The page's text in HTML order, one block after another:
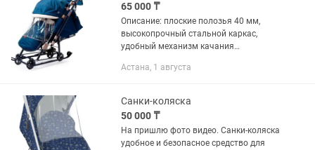
65 000 ₸
Описание: плоские полозья 40 мм,
высокопрочный стальной каркас,
удобный механизм качания
неровностям автоматическое
складывании,...
Астана, 1 августа
Санки-коляска
50 000 ₸
На пришлю фото видео. Санки-коляска
удобное и безопасное средство для